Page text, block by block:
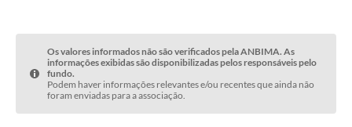
Os valores informados não são verificados pela ANBIMA. As
informações exibidas são disponibilizadas pelos responsáveis pelo
fundo.
Podem haver informações relevantes e/ou recentes que ainda não
foram enviadas para a associação.